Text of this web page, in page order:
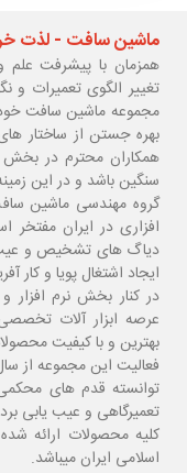
ماشین سافت - لذت
همزمان با پیشرفت
تغییر الگوی تعمیرات
مجموعه ماشین سافت
بهره جستن از ساختار
همکاران محترم در
سنگین باشد و در این
گروه مهندسی ماشین
افزاری در ایران
دیاگ های تشخیص و عیب
ایجاد اشتغال پویا و کار
در کنار بخش نرم افزار
عرصه ابزار آلات
بهترین و با کیفیت
توانسته قدم های
تعمیرگاهی و عیب یابی
کلیه محصولات ارائه
اسلامی ایران میباشد.